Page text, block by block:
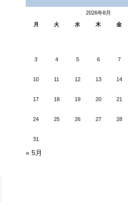
2026年8月
月
火 水 木 金
3 4 5 6 7
10 11 12 13 14
17 18 19 20 21
24 25 26 27 28
31
« 5月